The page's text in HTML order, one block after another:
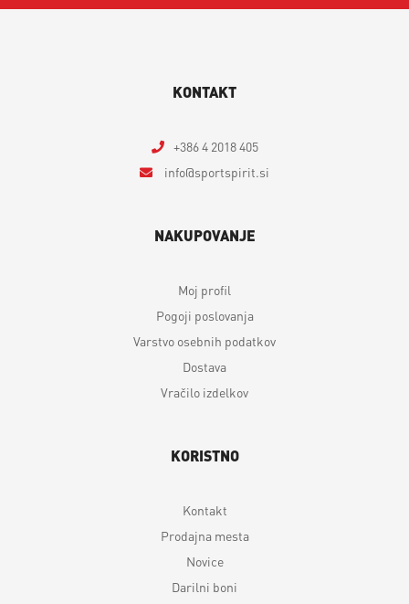
KONTAKT
+386 4 2018 405
info
sportspirit.si
NAKUPOVANJE
Moj profil
Pogoji poslovanja
Varstvo osebnih podatkov
Dostava
Vračilo izdelkov
KORISTNO
Kontakt
Prodajna mesta
Novice
Darilni boni